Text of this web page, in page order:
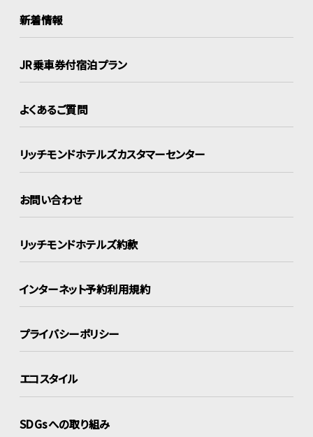
新着情報
JR乗車券付宿泊プラン
よくあるご質問
リッチモンドホテルズカスタマーセンター
お問い合わせ
リッチモンドホテルズ約款
インターネット予約利用規約
プライバシーポリシー
エコスタイル
SDGsへの取り組み